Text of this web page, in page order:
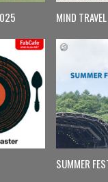
MIND TRAVEL
SUMMER